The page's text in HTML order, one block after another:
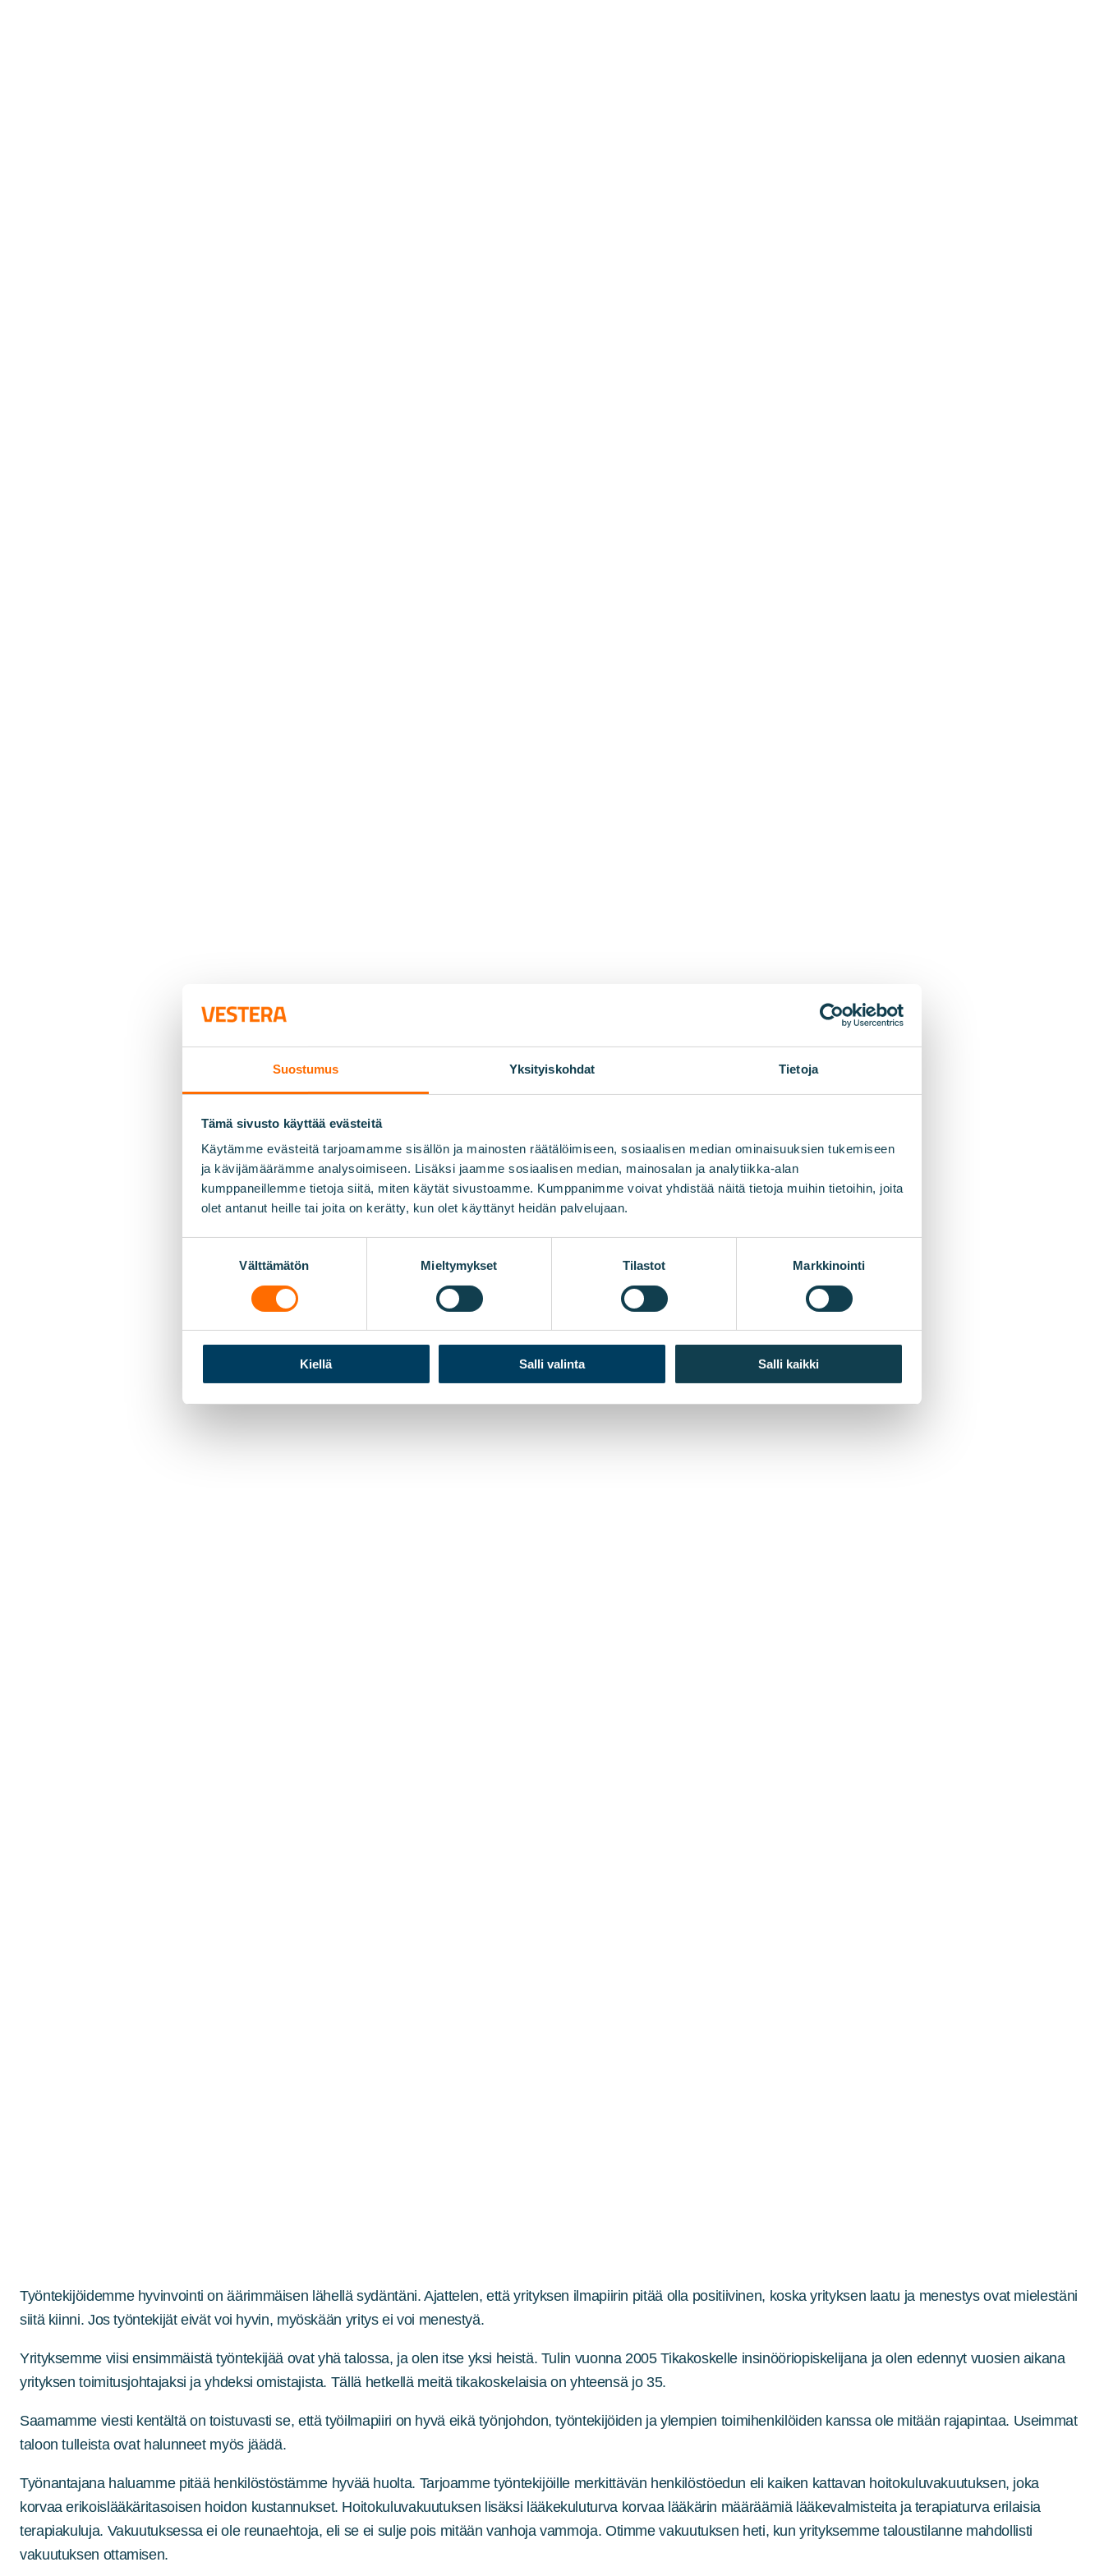
Suostumus Yksityiskohdat Tietoja
Tämä sivusto käyttää evästeitä
Käytämme evästeitä tarjoamamme sisällön ja mainosten räätälöimiseen, sosiaalisen median ominaisuuksien tukemiseen
ja kävijämäärämme analysoimiseen. Lisäksi jaamme sosiaalisen median, mainosalan ja analytiikka-alan
kumppaneillemme tietoja siitä, miten käytät sivustoamme. Kumppanimme voivat yhdistää näitä tietoja muihin tietoihin, joita
olet antanut heille tai joita on kerätty, kun olet käyttänyt heidän palvelujaan.
Välttämätön Mieltymykset Tilastot Markkinointi
Kiellä Salli valinta Salli kaikki
Työntekijöiden hyvinvointi
Työntekijöidemme hyvinvointi on äärimmäisen lähellä sydäntäni. Ajattelen, että yrityksen ilmapiirin pitää olla positiivinen, koska yrityksen laatu ja menestys ovat mielestäni
siitä kiinni. Jos työntekijät eivät voi hyvin, myöskään yritys ei voi menestyä.
Yrityksemme viisi ensimmäistä työntekijää ovat yhä talossa, ja olen itse yksi heistä. Tulin vuonna 2005 Tikakoskelle insinööriopiskelijana ja olen edennyt vuosien aikana
yrityksen toimitusjohtajaksi ja yhdeksi omistajista. Tällä hetkellä meitä tikakoskelaisia on yhteensä jo 35.
Saamamme viesti kentältä on toistuvasti se, että työilmapiiri on hyvä eikä työnjohdon, työntekijöiden ja ylempien toimihenkilöiden kanssa ole mitään rajapintaa. Useimmat
taloon tulleista ovat halunneet myös jäädä.
Työnantajana haluamme pitää henkilöstöstämme hyvää huolta. Tarjoamme työntekijöille merkittävän henkilöstöedun eli kaiken kattavan hoitokuluvakuutuksen, joka
korvaa erikoislääkäritasoisen hoidon kustannukset. Hoitokuluvakuutuksen lisäksi lääkekuluturva korvaa lääkärin määräämiä lääkevalmisteita ja terapiaturva erilaisia
terapiakuluja. Vakuutuksessa ei ole reunaehtoja, eli se ei sulje pois mitään vanhoja vammoja. Otimme vakuutuksen heti, kun yrityksemme taloustilanne mahdollisti
vakuutuksen ottamisen.